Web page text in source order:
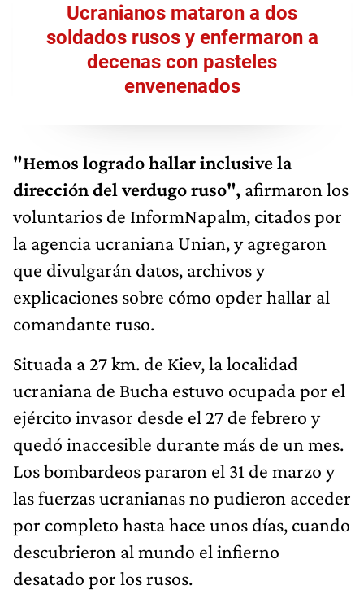
Ucranianos mataron a dos
soldados rusos y enfermaron a
decenas con pasteles
envenenados
"Hemos logrado hallar inclusive la
dirección del verdugo ruso", afirmaron los
voluntarios de InformNapalm, citados por
la agencia ucraniana Unian, y agregaron
que divulgarán datos, archivos y
explicaciones sobre cómo opder hallar al
comandante ruso.
Situada a 27 km. de Kiev, la localidad
ucraniana de Bucha estuvo ocupada por el
ejército invasor desde el 27 de febrero y
quedó inaccesible durante más de un mes.
Los bombardeos pararon el 31 de marzo y
las fuerzas ucranianas no pudieron acceder
por completo hasta hace unos días, cuando
descubrieron al mundo el infierno
desatado por los rusos.